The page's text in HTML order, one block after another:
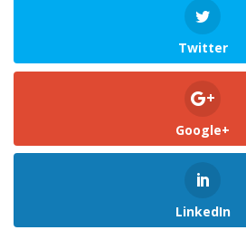
Twitter
Google+
LinkedIn